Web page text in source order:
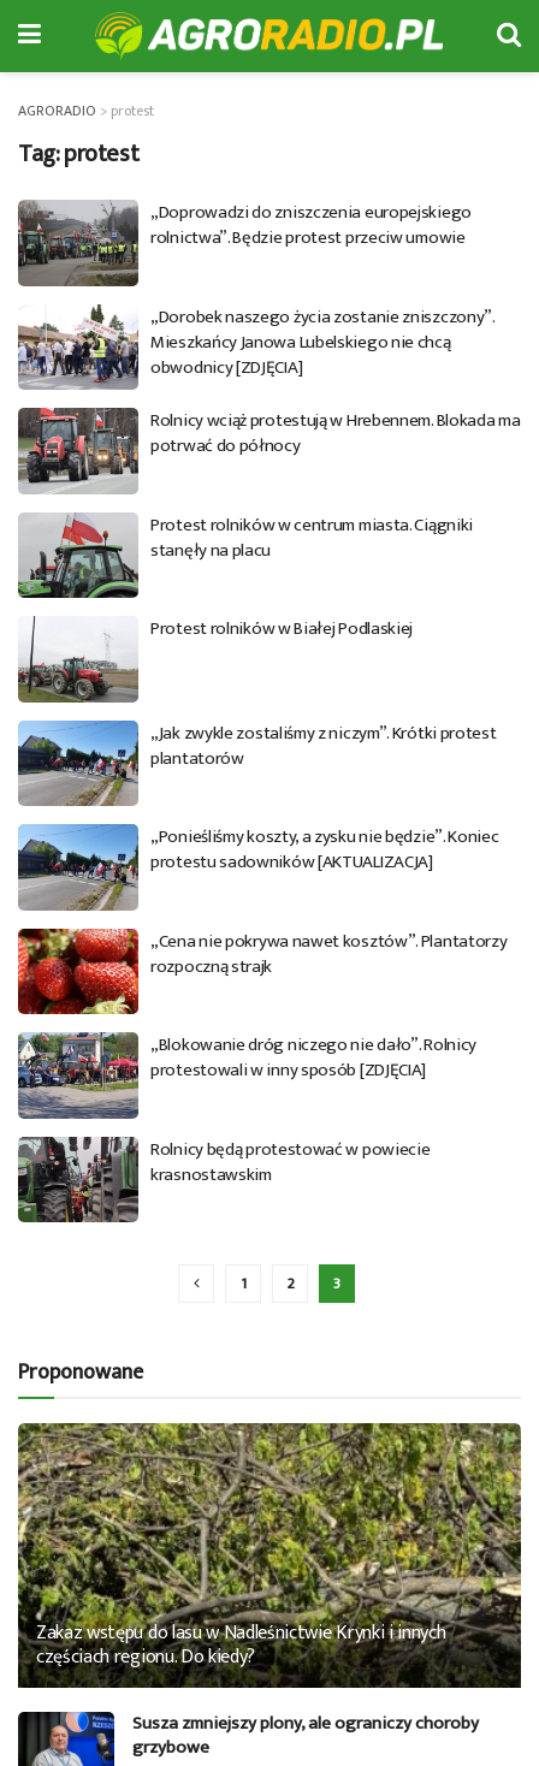
AGRORADIO > protest
Tag:protest
„Doprowadzi do zniszczenia europejskiego
rolnictwa”. Będzie protest przeciw umowie
„Dorobek naszego życia zostanie zniszczony”.
Mieszkańcy Janowa Lubelskiego nie chcą
obwodnicy [ZDJĘCIA]
Rolnicy wciąż protestują w Hrebennem. Blokada ma
potrwać do północy
Protest rolników w centrum miasta. Ciągniki
stanęły na placu
Protest rolników w Białej Podlaskiej
„Jak zwykle zostaliśmy z niczym”. Krótki protest
plantatorów
„Ponieśliśmy koszty, a zysku nie będzie”. Koniec
protestu sadowników [AKTUALIZACJA]
„Cena nie pokrywa nawet kosztów”. Plantatorzy
rozpoczną strajk
„Blokowanie dróg niczego nie dało”. Rolnicy
protestowali w inny sposób [ZDJĘCIA]
Rolnicy będą protestować w powiecie
krasnostawskim
1 2 3
Proponowane
Zakaz wstępu do lasu w Nadleśnictwie Krynki i innych
częściach regionu. Do kiedy?
Susza zmniejszy plony, ale ograniczy choroby
grzybowe